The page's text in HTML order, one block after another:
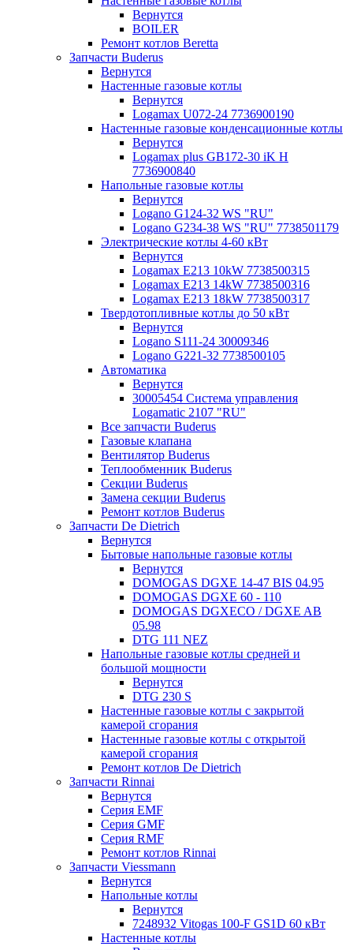
Вернутся
BOILER
Ремонт котлов Beretta
Запчасти Buderus
Вернутся
Настенные газовые котлы
Вернутся
Logamax U072-24 7736900190
Настенные газовые конденсационные котлы
Вернутся
Logamax plus GB172-30 iK H
7736900840
Напольные газовые котлы
Вернутся
Logano G124-32 WS "RU"
Logano G234-38 WS "RU" 7738501179
Электрические котлы 4-60 кВт
Вернутся
Logamax E213 10kW 7738500315
Logamax E213 14kW 7738500316
Logamax E213 18kW 7738500317
Твердотопливные котлы до 50 кВт
Вернутся
Logano S111-24 30009346
Logano G221-32 7738500105
Автоматика
Вернутся
30005454 Система управления
Logamatic 2107 "RU"
Все запчасти Buderus
Газовые клапана
Вентилятор Buderus
Теплообменник Buderus
Секции Buderus
Замена секции Buderus
Ремонт котлов Buderus
Запчасти De Dietrich
Вернутся
Бытовые напольные газовые котлы
Вернутся
DOMOGAS DGXE 14-47 BIS 04.95
DOMOGAS DGXE 60 - 110
DOMOGAS DGXECO / DGXE AB
05.98
DTG 111 NEZ
Напольные газовые котлы средней и
большой мощности
Вернутся
DTG 230 S
Настенные газовые котлы с закрытой
камерой сгорания
Настенные газовые котлы с открытой
камерой сгорания
Ремонт котлов Dе Dietrich
Запчасти Rinnai
Вернутся
Серия EMF
Серия GMF
Серия RMF
Ремонт котлов Rinnai
Запчасти Viessmann
Вернутся
Напольные котлы
Вернутся
7248932 Vitogas 100-F GS1D 60 кВт
Настенные котлы